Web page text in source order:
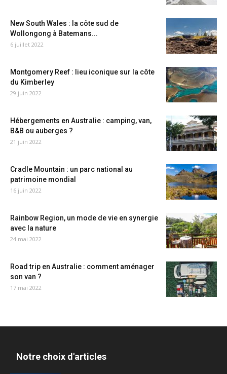
New South Wales : la côte sud de
Wollongong à Batemans...
6 juillet 2022
Montgomery Reef : lieu iconique sur la côte
du Kimberley
29 juin 2022
Hébergements en Australie : camping, van,
B&B ou auberges ?
21 juin 2022
Cradle Mountain : un parc national au
patrimoine mondial
16 juin 2022
Rainbow Region, un mode de vie en synergie
avec la nature
24 mai 2022
Road trip en Australie : comment aménager
son van ?
17 mai 2022
Notre choix d'articles